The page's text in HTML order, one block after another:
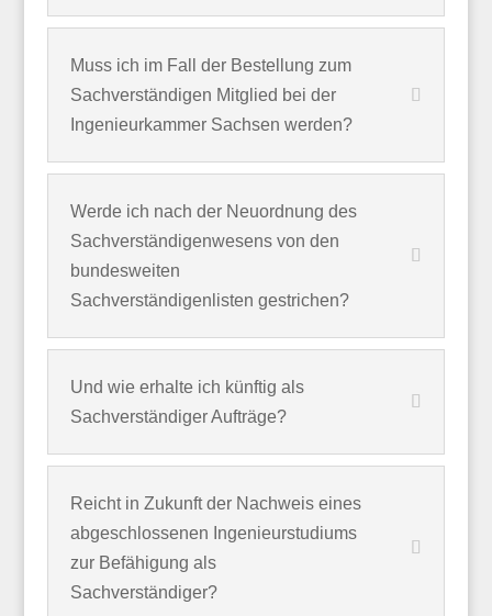
Muss ich im Fall der Bestellung zum
Sachverständigen Mitglied bei der
Ingenieurkammer Sachsen werden?
Werde ich nach der Neuordnung des
Sachverständigenwesens von den
bundesweiten
Sachverständigenlisten gestrichen?
Und wie erhalte ich künftig als
Sachverständiger Aufträge?
Reicht in Zukunft der Nachweis eines
abgeschlossenen Ingenieurstudiums
zur Befähigung als
Sachverständiger?